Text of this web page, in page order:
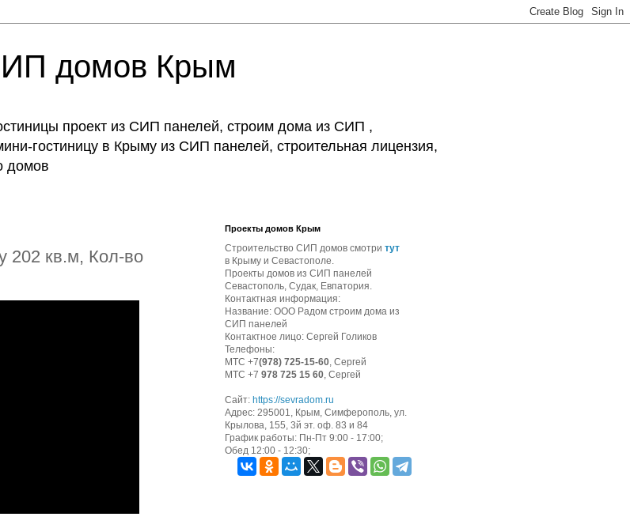
домов Крым
проект из СИП панелей, строим дома из СИП ,
гостиницу в Крыму из СИП панелей, строительная лицензия,
домов
202 кв.м, Кол-во
Проекты домов Крым
Строительство СИП домов смотри тут
в Крыму и Севастополе.
Проекты домов из СИП панелей
Севастополь, Судак, Евпатория.
Контактная информация:
Название: ООО Радом строим дома из
СИП панелей
Контактное лицо: Сергей Голиков
Телефоны:
МТС +7(978) 725-15-60, Сергей
МТС +7 978 725 15 60, Сергей
Сайт: https://sevradom.ru
Адрес: 295001, Крым, Симферополь, ул.
Крылова, 155, 3й эт. оф. 83 и 84
График работы: Пн-Пт 9:00 - 17:00;
Обед 12:00 - 12:30;